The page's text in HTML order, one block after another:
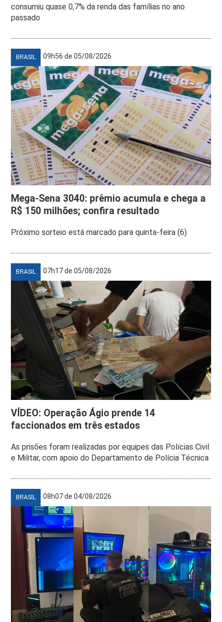
consumiu quase 0,7% da renda das famílias no ano
passado
BRASIL 09h56 de 05/08/2026
Mega-Sena 3040: prêmio acumula e chega a
R$ 150 milhões; confira resultado
Próximo sorteio está marcado para quinta-feira (6)
BRASIL 07h17 de 05/08/2026
VÍDEO: Operação Ágio prende 14
faccionados em três estados
As prisões foram realizadas por equipes das Polícias Civil
e Militar, com apoio do Departamento de Polícia Técnica
BRASIL 08h07 de 04/08/2026